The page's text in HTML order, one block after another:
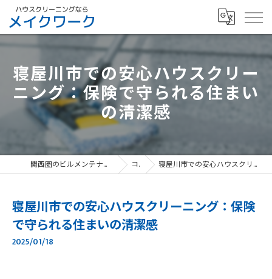
寝屋川市での安心ハウスクリー
ニング：保険で守られる住まい
の清潔感
関西圏のビルメンテナンスなら、寝屋川市のメイクワーク コラム 寝屋川市での安心ハウスクリーニング：保険で守られる住まいの清潔感
寝屋川市での安心ハウスクリーニング：保険
で守られる住まいの清潔感
2025/01/18